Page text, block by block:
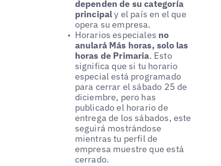
dependen de su categoría
principaly el país en el que
opera su empresa.
Horarios especiales no
anulará Más horas, solo las
horas de Primaria. Esto
significa que si tu horario
especial está programado
para cerrar el sábado 25 de
diciembre, pero has
publicado el horario de
entrega de los sábados, este
seguirá mostrándose
mientras tu perfil de
empresa muestre que está
cerrado.